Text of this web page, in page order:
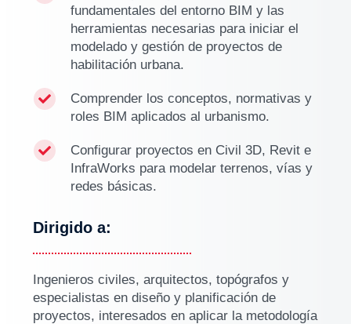
fundamentales del entorno BIM y las
herramientas necesarias para iniciar el
modelado y gestión de proyectos de
habilitación urbana.

Comprender los conceptos, normativas y
roles BIM aplicados al urbanismo.

Configurar proyectos en Civil 3D, Revit e
InfraWorks para modelar terrenos, vías y
redes básicas.
Dirigido a:
Ingenieros civiles, arquitectos, topógrafos y
especialistas en diseño y planificación de
proyectos, interesados en aplicar la metodología